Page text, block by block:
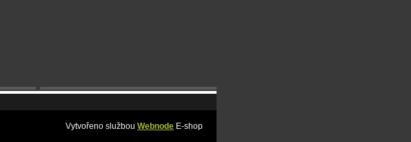
Vytvořeno službou Webnode E-shop